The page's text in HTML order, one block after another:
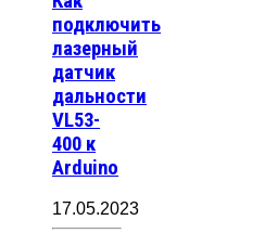
подключить
лазерный
датчик
дальности
VL53-
400 к
Arduino
17.05.2023